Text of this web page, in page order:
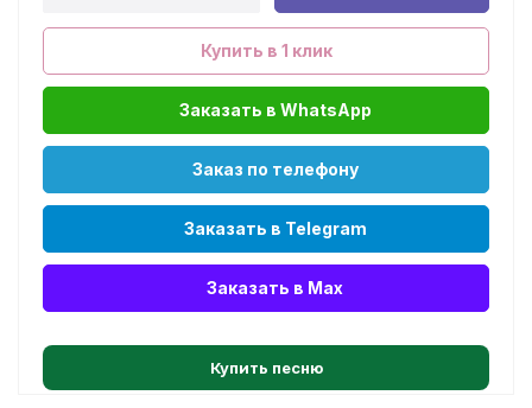
Купить в 1 клик
Заказать в WhatsApp
Заказ по телефону
Заказать в Telegram
Заказать в Max
Купить песню